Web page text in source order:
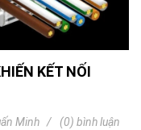
KẾT NỐI
Minh (0) bình luận